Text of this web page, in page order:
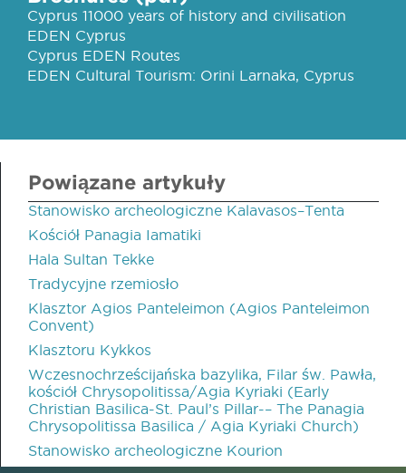
Cyprus 11000 years of history and civilisation
EDEN Cyprus
Cyprus EDEN Routes
EDEN Cultural Tourism: Orini Larnaka, Cyprus
Powiązane artykuły
Stanowisko archeologiczne Kalavasos–Tenta
Kościół Panagia Iamatiki
Hala Sultan Tekke
Tradycyjne rzemiosło
Klasztor Agios Panteleimon (Agios Panteleimon
Convent)
Klasztoru Kykkos
Wczesnochrześcijańska bazylika, Filar św. Pawła,
kościół Chrysopolitissa/Agia Kyriaki (Early
Christian Basilica-St. Paul’s Pillar-– The Panagia
Chrysopolitissa Basilica / Agia Kyriaki Church)
Stanowisko archeologiczne Kourion